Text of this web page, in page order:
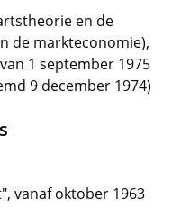
en de
de markteconomie),
1 september 1975
9 december 1974)
vanaf oktober 1963